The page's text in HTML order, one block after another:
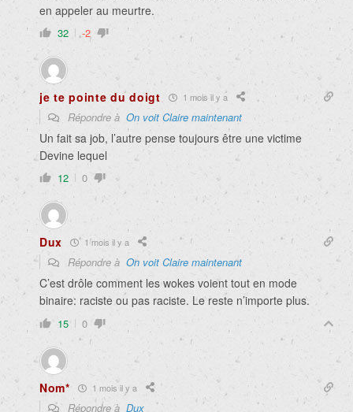
en appeler au meurtre.
32 -2
je te pointe du doigt 1 mois il y a
Répondre à On voit Claire maintenant
Un fait sa job, l’autre pense toujours être une victime
Devine lequel
12 0
Dux 1 mois il y a
Répondre à On voit Claire maintenant
C’est drôle comment les wokes voient tout en mode
binaire: raciste ou pas raciste. Le reste n’importe plus.
15 0
Nom* 1 mois il y a
Répondre à Dux